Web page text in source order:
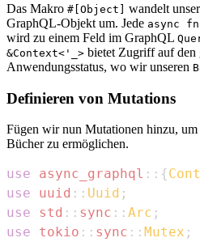
Das Makro #[Object] wandelt
GraphQL-Objekt um. Jede async fn
wird zu einem Feld im GraphQL
&Context<'_> bietet Zugriff auf den
Anwendungsstatus, wo wir unseren
Definieren von Mutations
Fügen wir nun Mutationen hinzu,
Bücher zu ermöglichen.
use async_graphql :: {
use
uuid :: Uuid ;
use
std :: sync :: Arc ;
use
tokio :: sync :: Mutex ;